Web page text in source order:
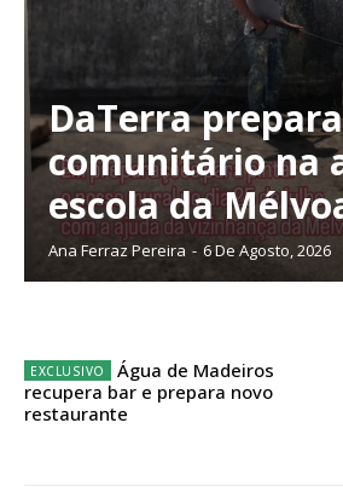
Planos de
Faça-se assinante do Região de Cister e ajude-
público!
Sendo assinante terá acesso a todos os
digitais.
ASSINATURA
DaTerra
comunitário na
escola da
Ana Ferraz Pereira - 6 De Agosto, 2026
Água de Madeiros
recupera bar e prepara novo
restaurante